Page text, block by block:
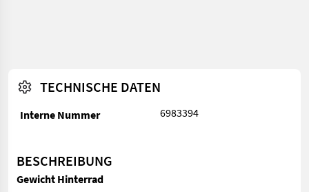
TECHNISCHE DATEN
Interne Nummer 6983394
BESCHREIBUNG
Gewicht Hinterrad